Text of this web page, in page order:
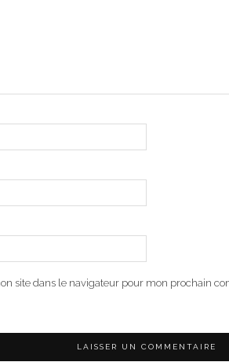
site dans le navigateur pour mon prochain